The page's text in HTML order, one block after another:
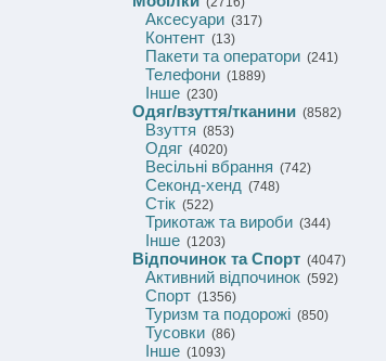
Аксесуари (317)
Контент (13)
Пакети та оператори (241)
Телефони (1889)
Інше (230)
Одяг/взуття/тканини (8582)
Взуття (853)
Одяг (4020)
Весільні вбрання (742)
Секонд-хенд (748)
Стік (522)
Трикотаж та вироби (344)
Інше (1203)
Відпочинок та Спорт (4047)
Активний відпочинок (592)
Спорт (1356)
Туризм та подорожі (850)
Тусовки (86)
Інше (1093)